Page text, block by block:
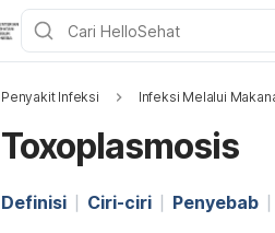
Penyakit Infeksi Infeksi Melalui
Toxoplasmosis
Definisi Ciri-ciri Penyebab